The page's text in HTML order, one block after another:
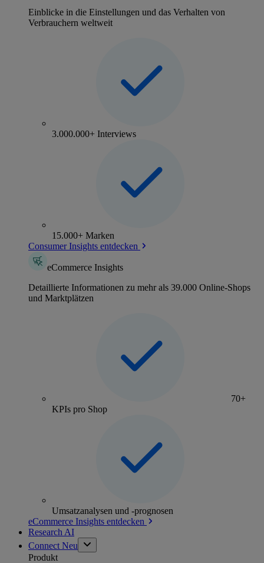
Einblicke in die Einstellungen und das Verhalten von
Verbrauchern weltweit
3.000.000+ Interviews
15.000+ Marken
Consumer Insights entdecken
eCommerce Insights
Detaillierte Informationen zu mehr als 39.000 Online-Shops
und Marktplätzen
70+
KPIs pro Shop
Umsatzanalysen und -prognosen
eCommerce Insights entdecken
Research AI
Connect Neu
Produkt